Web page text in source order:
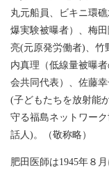
丸元船員、ビキニ環
爆実験被曝者）、梅田
亮(元原発労働者)、竹
内真理（低線量被曝
会共同代表）、佐藤
(子どもたちを放射能
守る福島ネットワー
話人)。（敬称略）
肥田医師は1945年８月